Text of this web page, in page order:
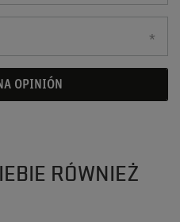
OPINIÓN
RÓWNIEŻ